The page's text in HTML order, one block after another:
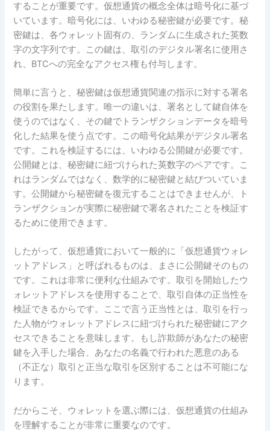
することが重要です。仮想通貨の概念全体は暗号化に基づ
いています。暗号化には、いわゆる秘密鍵が必要です。秘
密鍵は、各ウォレット固有の、ランダムに生成された英数
字の文字列です。この鍵は、取引のデジタル署名に使用さ
れ、BTCへの完全なアクセス権も付与します。
簡単に言うと、秘密鍵は仮想通貨関連の指示に対する署名
の役割を果たします。唯一の違いは、署名として鍵自体を
使うのではなく、その鍵でトランザクションデータを暗号
化した結果を使う点です。この暗号化結果がデジタル署名
です。これを検証するには、いわゆる公開鍵が必要です。
公開鍵とは、秘密鍵に紐づけられた英数字のペアです。こ
れはランダムではなく、数学的に秘密鍵と結びついていま
す。公開鍵から秘密鍵を復元することはできませんが、ト
ランザクションが実際に秘密鍵で署名されたことを検証す
るために使用できます。
したがって、仮想通貨において一般的に「仮想通貨ウォレ
ットアドレス」と呼ばれるものは、まさに公開鍵そのもの
です。これは非常に便利な仕組みです。取引を開始したウ
ォレットアドレスを使用することで、取引自体の正当性を
検証できるからです。ここで言う正当性とは、取引を行っ
た人物がウォレットアドレスに紐づけられた秘密鍵にアク
セスできることを意味します。もし詐欺師があなたの秘密
鍵を入手した場合、あなたの名義で行われた悪意のある
（不正な）取引と正当な取引を区別することは不可能にな
ります。
だからこそ、ウォレットを選ぶ際には、仮想通貨の仕組み
を理解することが非常に重要なのです。